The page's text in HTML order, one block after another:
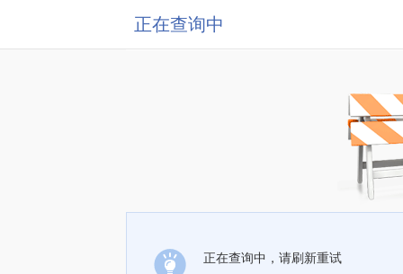
正在查询中
正在查询中，请刷新重试